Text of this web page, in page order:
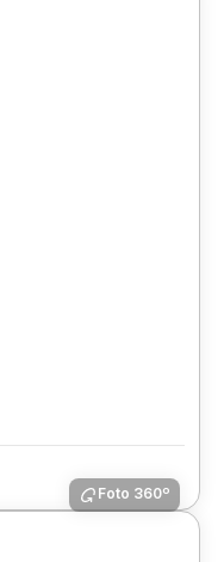
Foto 360º